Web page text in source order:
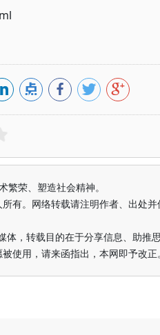
荣、塑造社会精神。
有。网络转载请注明作者、出处并
体，转载目的在于分享信息、助推
使用，请来函指出，本网即予改正。